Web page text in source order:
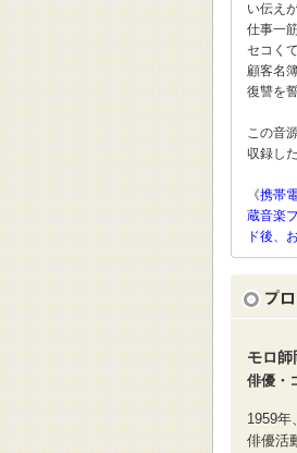
い伝え
仕事一
セコく
顧客名
復讐を
この音
収録し
《携帯
蔵音楽
ド後、
モロ師
俳優・
1959年
俳優活